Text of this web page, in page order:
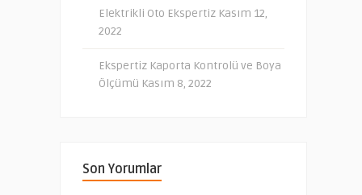
Elektrikli Oto Ekspertiz Kasım 12,
2022
Ekspertiz Kaporta Kontrolü ve Boya
Ölçümü Kasım 8, 2022
Son Yorumlar